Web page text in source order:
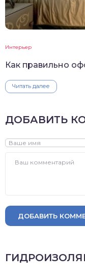
Интерьер
Как правильно
Читать далее
ДОБАВИТЬ
ДОБАВИТЬ